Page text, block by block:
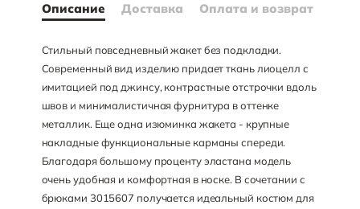
Описание Доставка Оплата и возврат
Стильный повседневный жакет без подкладки.
Современный вид изделию придает ткань лиоцелл с
имитацией под джинсу, контрастные отстрочки вдоль
швов и минималистичная фурнитура в оттенке
металлик. Еще одна изюминка жакета - крупные
накладные функциональные карманы спереди.
Благодаря большому проценту эластана модель
очень удобная и комфортная в носке. В сочетании с
брюками 3015607 получается идеальный костюм для